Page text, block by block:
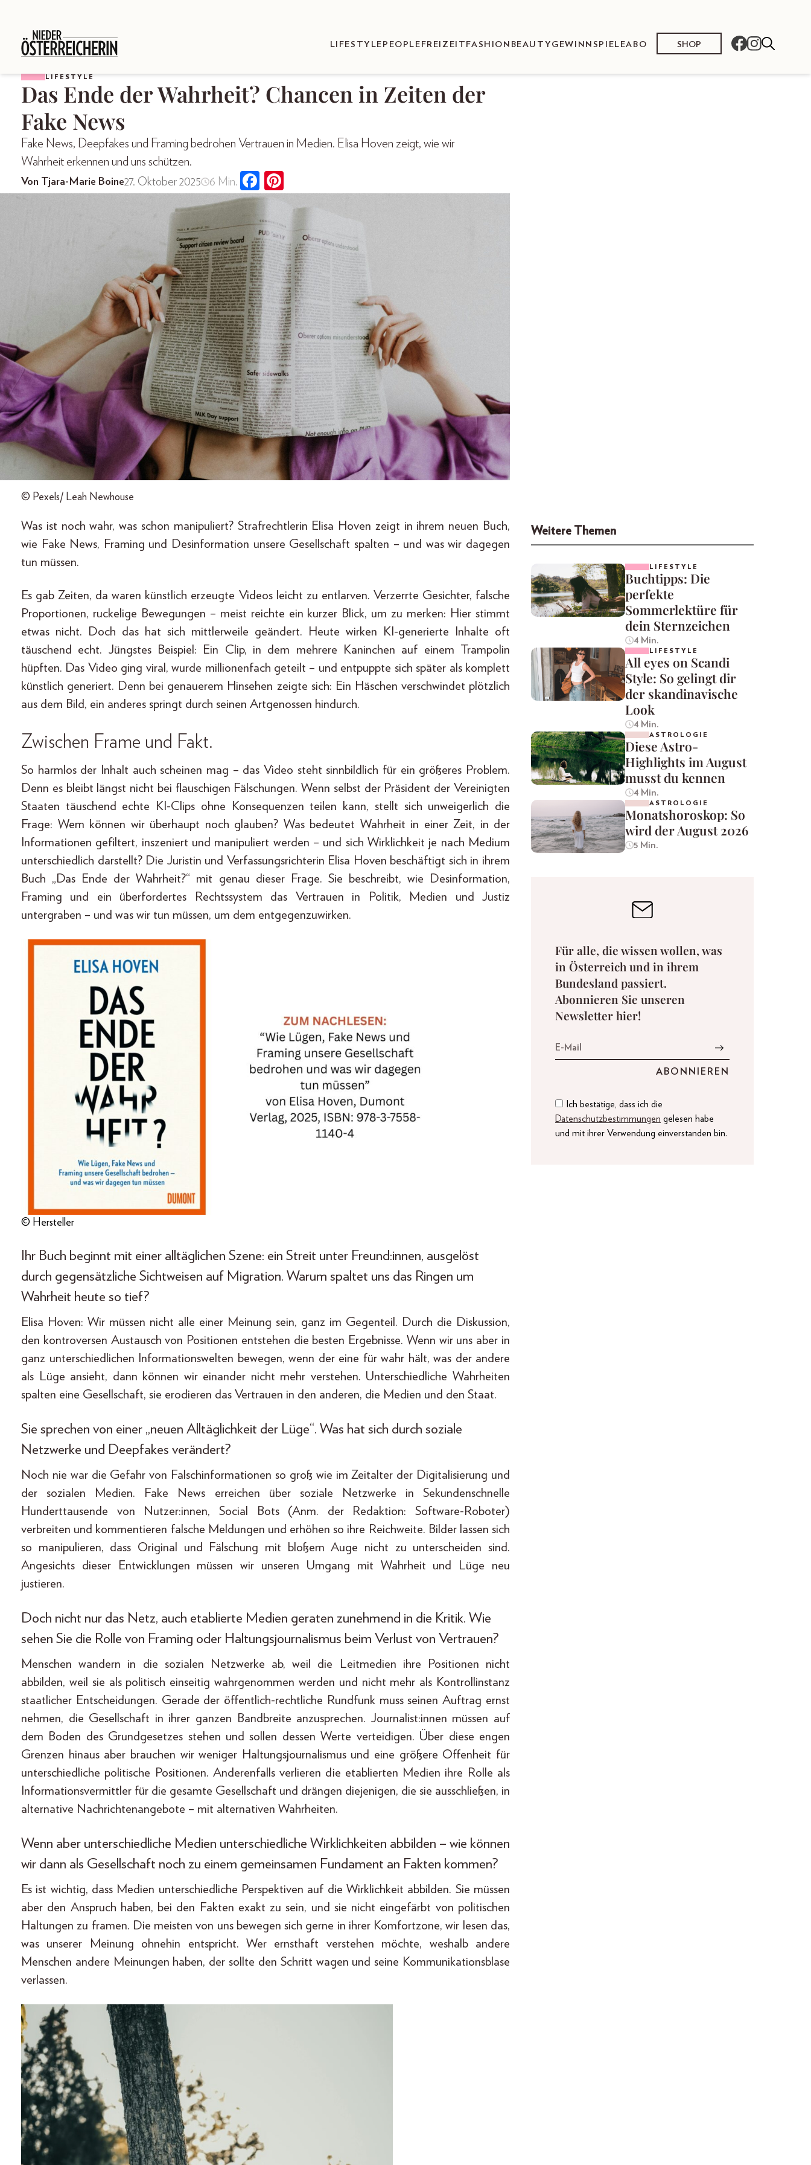
LIFESTYLE PEOPLE FREIZEIT FASHION BEAUTY GEWINNSPIELEABO SHOP
LIFESTYLE
Das Ende der Wahrheit? Chancen in Zeiten der
Fake News
Fake News, Deepfakes und Framing bedrohen Vertrauen in Medien. Elisa Hoven zeigt, wie wir
Wahrheit erkennen und uns schützen.
Von Tjara-Marie Boine27. Oktober 2025 6 Min.
© Pexels/ Leah Newhouse
Was ist noch wahr, was schon manipuliert? Strafrechtlerin Elisa Hoven zeigt in ihrem neuen Buch,
wie Fake News, Framing und Desinformation unsere Gesellschaft spalten – und was wir dagegen
tun müssen.
Es gab Zeiten, da waren künstlich erzeugte Videos leicht zu entlarven. Verzerrte Gesichter, falsche
Proportionen, ruckelige Bewegungen – meist reichte ein kurzer Blick, um zu merken: Hier stimmt
etwas nicht. Doch das hat sich mittlerweile geändert. Heute wirken KI-generierte Inhalte oft
täuschend echt. Jüngstes Beispiel: Ein Clip, in dem mehrere Kaninchen auf einem Trampolin
hüpften. Das Video ging viral, wurde millionenfach geteilt – und entpuppte sich später als komplett
künstlich generiert. Denn bei genauerem Hinsehen zeigte sich: Ein Häschen verschwindet plötzlich
aus dem Bild, ein anderes springt durch seinen Artgenossen hindurch.
Zwischen Frame und Fakt.
So harmlos der Inhalt auch scheinen mag – das Video steht sinnbildlich für ein größeres Problem.
Denn es bleibt längst nicht bei flauschigen Fälschungen. Wenn selbst der Präsident der Vereinigten
Staaten täuschend echte KI-Clips ohne Konsequenzen teilen kann, stellt sich unweigerlich die
Frage: Wem können wir überhaupt noch glauben? Was bedeutet Wahrheit in einer Zeit, in der
Informationen gefiltert, inszeniert und manipuliert werden – und sich Wirklichkeit je nach Medium
unterschiedlich darstellt? Die Juristin und Verfassungsrichterin Elisa Hoven beschäftigt sich in ihrem
Buch „Das Ende der Wahrheit?“ mit genau dieser Frage. Sie beschreibt, wie Desinformation,
Framing und ein überfordertes Rechtssystem das Vertrauen in Politik, Medien und Justiz
untergraben – und was wir tun müssen, um dem entgegenzuwirken.
© Hersteller
Ihr Buch beginnt mit einer alltäglichen Szene: ein Streit unter Freund:innen, ausgelöst
durch gegensätzliche Sichtweisen auf Migration. Warum spaltet uns das Ringen um
Wahrheit heute so tief?
Elisa Hoven: Wir müssen nicht alle einer Meinung sein, ganz im Gegenteil. Durch die Diskussion,
den kontroversen Austausch von Positionen entstehen die besten Ergebnisse. Wenn wir uns aber in
ganz unterschiedlichen Informationswelten bewegen, wenn der eine für wahr hält, was der andere
als Lüge ansieht, dann können wir einander nicht mehr verstehen. Unterschiedliche Wahrheiten
spalten eine Gesellschaft, sie erodieren das Vertrauen in den anderen, die Medien und den Staat.
Sie sprechen von einer „neuen Alltäglichkeit der Lüge“. Was hat sich durch soziale
Netzwerke und Deepfakes verändert?
Noch nie war die Gefahr von Falschinformationen so groß wie im Zeitalter der Digitalisierung und
der sozialen Medien. Fake News erreichen über soziale Netzwerke in Sekundenschnelle
Hunderttausende von Nutzer:innen, Social Bots (Anm. der Redaktion: Software-Roboter)
verbreiten und kommentieren falsche Meldungen und erhöhen so ihre Reichweite. Bilder lassen sich
so manipulieren, dass Original und Fälschung mit bloßem Auge nicht zu unterscheiden sind.
Angesichts dieser Entwicklungen müssen wir unseren Umgang mit Wahrheit und Lüge neu
justieren.
Doch nicht nur das Netz, auch etablierte Medien geraten zunehmend in die Kritik. Wie
sehen Sie die Rolle von Framing oder Haltungsjournalismus beim Verlust von Vertrauen?
Menschen wandern in die sozialen Netzwerke ab, weil die Leitmedien ihre Positionen nicht
abbilden, weil sie als politisch einseitig wahrgenommen werden und nicht mehr als Kontrollinstanz
staatlicher Entscheidungen. Gerade der öffentlich-rechtliche Rundfunk muss seinen Auftrag ernst
nehmen, die Gesellschaft in ihrer ganzen Bandbreite anzusprechen. Journalist:innen müssen auf
dem Boden des Grundgesetzes stehen und sollen dessen Werte verteidigen. Über diese engen
Grenzen hinaus aber brauchen wir weniger Haltungsjournalismus und eine größere Offenheit für
unterschiedliche politische Positionen. Anderenfalls verlieren die etablierten Medien ihre Rolle als
Informationsvermittler für die gesamte Gesellschaft und drängen diejenigen, die sie ausschließen, in
alternative Nachrichtenangebote – mit alternativen Wahrheiten.
Wenn aber unterschiedliche Medien unterschiedliche Wirklichkeiten abbilden – wie können
wir dann als Gesellschaft noch zu einem gemeinsamen Fundament an Fakten kommen?
Es ist wichtig, dass Medien unterschiedliche Perspektiven auf die Wirklichkeit abbilden. Sie müssen
aber den Anspruch haben, bei den Fakten exakt zu sein, und sie nicht eingefärbt von politischen
Haltungen zu framen. Die meisten von uns bewegen sich gerne in ihrer Komfortzone, wir lesen das,
was unserer Meinung ohnehin entspricht. Wer ernsthaft verstehen möchte, weshalb andere
Menschen andere Meinungen haben, der sollte den Schritt wagen und seine Kommunikationsblase
verlassen.
Weitere Themen
LIFESTYLE
Buchtipps: Die
perfekte
Sommerlektüre für
dein Sternzeichen
4 Min.
LIFESTYLE
All eyes on Scandi
Style: So gelingt dir
der skandinavische
Look
4 Min.
ASTROLOGIE
Diese Astro-
Highlights im August
musst du kennen
4 Min.
ASTROLOGIE
Monatshoroskop: So
wird der August 2026
5 Min.
Für alle, die wissen wollen, was
in Österreich und in ihrem
Bundesland passiert.
Abonnieren Sie unseren
Newsletter hier!
Ich bestätige, dass ich die
Datenschutzbestimmungen gelesen habe
und mit ihrer Verwendung einverstanden bin.